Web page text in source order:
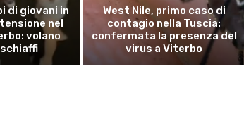
di giovani in
nel
volano
West Nile, primo caso di
contagio nella Tuscia:
confermata la presenza del
virus a Viterbo